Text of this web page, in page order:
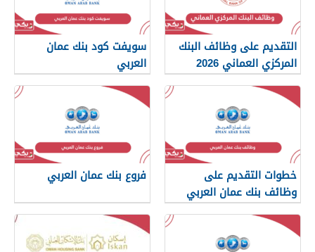
التقديم على وظائف البنك
المركزي العماني 2026
سويفت كود بنك عمان
العربي
خطوات التقديم على
وظائف بنك عمان العربي
فروع بنك عمان العربي